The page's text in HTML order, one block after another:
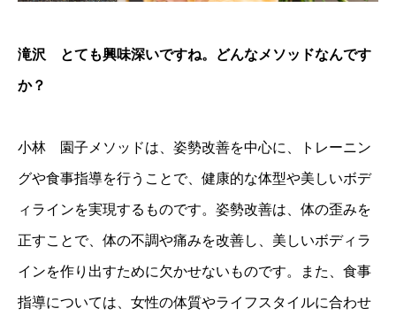
滝沢 とても興味深いですね。どんなメソッドなんです
か？
小林 園子メソッドは、姿勢改善を中心に、トレーニン
グや食事指導を行うことで、健康的な体型や美しいボデ
ィラインを実現するものです。姿勢改善は、体の歪みを
正すことで、体の不調や痛みを改善し、美しいボディラ
インを作り出すために欠かせないものです。また、食事
指導については、女性の体質やライフスタイルに合わせ